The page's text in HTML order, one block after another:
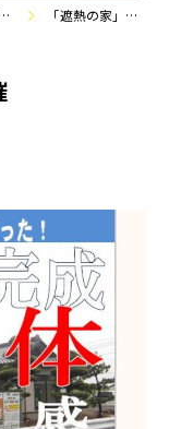
「遮熱の家」完成体感会開催